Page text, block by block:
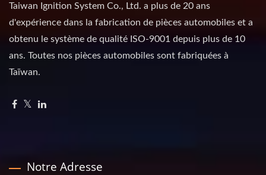
Taiwan Ignition System Co., Ltd. a plus de 20 ans
d'expérience dans la fabrication de pièces automobiles et a
obtenu le système de qualité ISO-9001 depuis plus de 10
ans. Toutes nos pièces automobiles sont fabriquées à
Taïwan.
Notre Adresse